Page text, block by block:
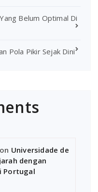
Belum Optimal Di
Pola Pikir Sejak Dini
on Universidade de
dengan
Portugal